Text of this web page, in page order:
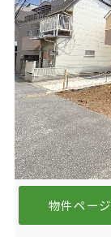
物件ペー